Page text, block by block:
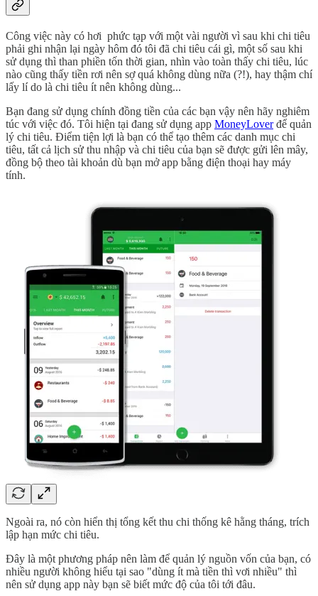
Công việc này có hơi phức tạp với một vài người vì sau khi chi tiêu
phải ghi nhận lại ngày hôm đó tôi đã chi tiêu cái gì, một số sau khi
sử dụng thì than phiền tốn thời gian, nhìn vào toàn thấy chi tiêu, lúc
nào cũng thấy tiền rơi nên sợ quá không dùng nữa (?!), hay thậm chí
lấy lí do là chi tiêu ít nên không dùng...
Bạn đang sử dụng chính đồng tiền của các bạn vậy nên hãy nghiêm
túc với việc đó. Tôi hiện tại đang sử dụng app MoneyLoverđể quản
lý chi tiêu. Điểm tiện lợi là bạn có thể tạo thêm các danh mục chi
tiêu, tất cả lịch sử thu nhập và chi tiêu của bạn sẽ được gửi lên mây,
đồng bộ theo tài khoản dù bạn mở app bằng điện thoại hay máy
tính.
Ngoài ra, nó còn hiển thị tổng kết thu chi thống kê hằng tháng, trích
lập hạn mức chi tiêu.
Đây là một phương pháp nên làm để quản lý nguồn vốn của bạn, có
nhiều người không hiểu tại sao "dùng ít mà tiền thì vơi nhiều" thì
nên sử dụng app này bạn sẽ biết mức độ của tôi tới đâu.